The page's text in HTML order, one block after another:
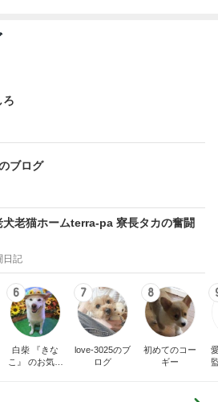
ろ
ブログ
犬老猫ホームterra-pa 寮長タカの奮闘
日記
6
白柴 『きな
こ』 のお気楽
7
love-3025のブ
ログ
8
初めてのコー
ギー